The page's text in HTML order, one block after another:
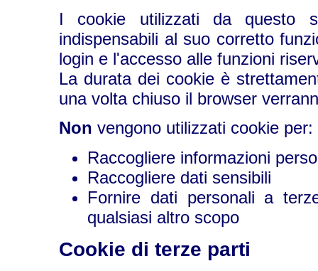
I cookie utilizzati da questo
indispensabili al suo corretto
login e l'accesso alle funzioni
La durata dei cookie è
una volta chiuso il browser
Non vengono utilizzati cookie per:
Raccogliere informazioni
Raccogliere dati sensibili
Fornire dati personali a
qualsiasi altro scopo
Cookie di terze parti